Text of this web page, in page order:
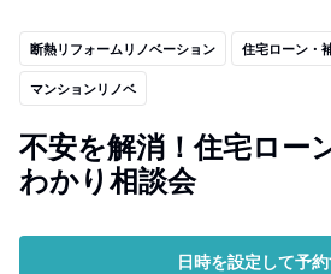
断熱リフォームリノベーション 住宅ローン・
マンションリノベ
不安を解消！住宅ロー
わかり相談会
日時を設定して予